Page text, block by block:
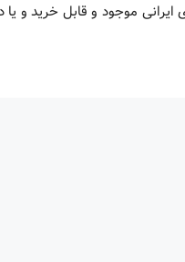
موجود و قابل خرید و یا